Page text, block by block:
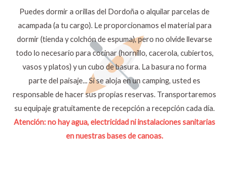
Puedes dormir a orillas del Dordoña o alquilar parcelas de
acampada (a tu cargo). Le proporcionamos el material para
dormir (tienda y colchón de espuma), pero no olvide llevarse
todo lo necesario para cocinar (hornillo, cacerola, cubiertos,
vasos y platos) y un cubo de basura. La basura no forma
parte del paisaje... Si se aloja en un camping, usted es
responsable de hacer sus propias reservas. Transportaremos
su equipaje gratuitamente de recepción a recepción cada día.
Atención: no hay agua, electricidad ni instalaciones sanitarias
en nuestras bases de canoas.